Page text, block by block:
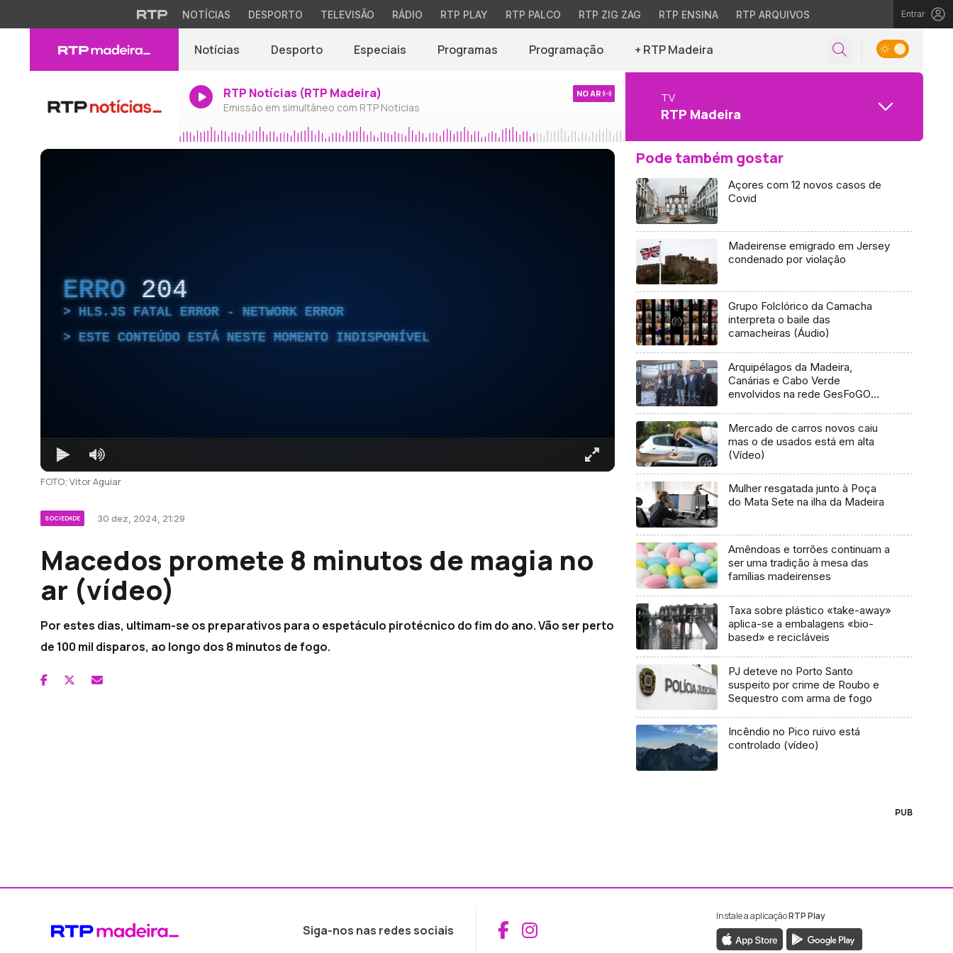
NOTÍCIAS DESPORTO TELEVISÃO RÁDIO RTP PLAY RTP PALCO RTP ZIG ZAG RTP ENSINA RTP ARQUIVOS Entrar
Notícias Desporto Especiais Programas Programação + RTP Madeira
RTP Notícias (RTP Madeira)
Emissão em simultâneo com RTP Notícias
NO AR TV
RTP Madeira
ERRO 204
HLS.JS FATAL ERROR - NETWORK ERROR
ESTE CONTEÚDO ESTÁ NESTE MOMENTO INDISPONÍVEL
FOTO; Vítor Aguiar
SOCIEDADE 30 dez, 2024, 21:29
Macedos promete 8 minutos de magia no
ar (vídeo)
Por estes dias, ultimam-se os preparativos para o espetáculo pirotécnico do fim do ano. Vão ser perto
de 100 mil disparos, ao longo dos 8 minutos de fogo.
Pode também gostar
Açores com 12 novos casos de
Covid
Madeirense emigrado em Jersey
condenado por violação
Grupo Folclórico da Camacha
interpreta o baile das
camacheiras (Áudio)
Arquipélagos da Madeira,
Canárias e Cabo Verde
envolvidos na rede GesFoGO
Mercado de carros novos caiu
mas o de usados está em alta
(Vídeo)
Mulher resgatada junto à Poça
do Mata Sete na ilha da Madeira
Amêndoas e torrões continuam a
ser uma tradição à mesa das
famílias madeirenses
Taxa sobre plástico «take-away»
aplica-se a embalagens «bio-
based» e recicláveis
PJ deteve no Porto Santo
suspeito por crime de Roubo e
Sequestro com arma de fogo
Incêndio no Pico ruivo está
controlado (vídeo)
PUB
Siga-nos nas redes sociais Aceder ao Facebook da RTP Madeira
Aceder ao Instagram da RTP Madeira
Instale a aplicaçãoRTP Play